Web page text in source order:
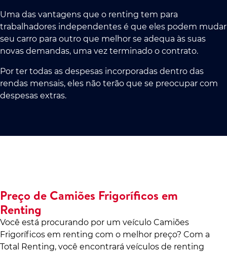
Uma das vantagens que o renting tem para
trabalhadores independentes é que eles podem mudar
seu carro para outro que melhor se adequa às suas
novas demandas, uma vez terminado o contrato.
Por ter todas as despesas incorporadas dentro das
rendas mensais, eles não terão que se preocupar com
despesas extras.
Preço de Camiões Frigoríficos em
Renting
Você está procurando por um veículo Camiões
Frigoríficos em renting com o melhor preço? Com a
Total Renting, você encontrará veículos de renting